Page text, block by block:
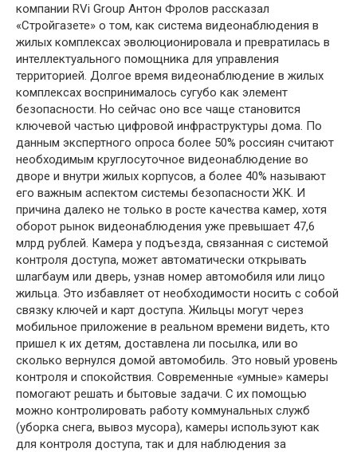
компании RVi Group Антон Фролов рассказал
«Стройгазете» о том, как система видеонаблюдения в
жилых комплексах эволюционировала и превратилась в
интеллектуального помощника для управления
территорией. Долгое время видеонаблюдение в жилых
комплексах воспринималось сугубо как элемент
безопасности. Но сейчас оно все чаще становится
ключевой частью цифровой инфраструктуры дома. По
данным экспертного опроса более 50% россиян считают
необходимым круглосуточное видеонаблюдение во
дворе и внутри жилых корпусов, а более 40% называют
его важным аспектом системы безопасности ЖК. И
причина далеко не только в росте качества камер, хотя
оборот рынок видеонаблюдения уже превышает 47,6
млрд рублей. Камера у подъезда, связанная с системой
контроля доступа, может автоматически открывать
шлагбаум или дверь, узнав номер автомобиля или лицо
жильца. Это избавляет от необходимости носить с собой
связку ключей и карт доступа. Жильцы могут через
мобильное приложение в реальном времени видеть, кто
пришел к их детям, доставлена ли посылка, или во
сколько вернулся домой автомобиль. Это новый уровень
контроля и спокойствия. Современные «умные» камеры
помогают решать и бытовые задачи. С их помощью
можно контролировать работу коммунальных служб
(уборка снега, вывоз мусора), камеры используют как
для контроля доступа, так и для наблюдения за